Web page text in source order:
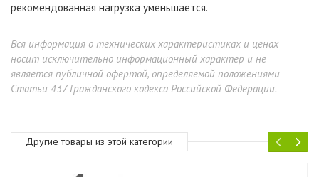
рекомендованная нагрузка уменьшается.
Вся информация о технических характеристиках и ценах
носит исключительно информационный характер и не
является публичной офертой, определяемой положениями
Статьи 437 Гражданского кодекса Российской Федерации.
Другие товары из этой категории